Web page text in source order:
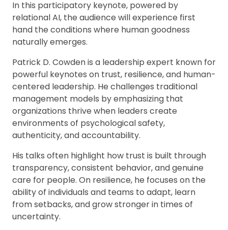
In this participatory keynote, powered by
relational AI, the audience will experience first
hand the conditions where human goodness
naturally emerges.
Patrick D. Cowden is a leadership expert known for
powerful keynotes on trust, resilience, and human-
centered leadership. He challenges traditional
management models by emphasizing that
organizations thrive when leaders create
environments of psychological safety,
authenticity, and accountability.
His talks often highlight how trust is built through
transparency, consistent behavior, and genuine
care for people. On resilience, he focuses on the
ability of individuals and teams to adapt, learn
from setbacks, and grow stronger in times of
uncertainty.